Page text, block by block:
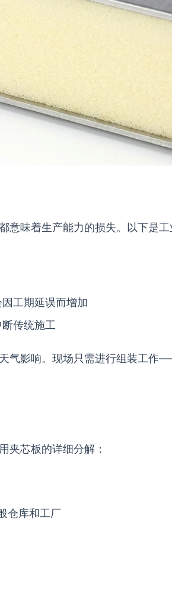
意味着生产能力的损失。以下是
工期延误而增加
传统施工
气影响。现场只需进行组装工作
夹芯板的详细分解：
仓库和工厂